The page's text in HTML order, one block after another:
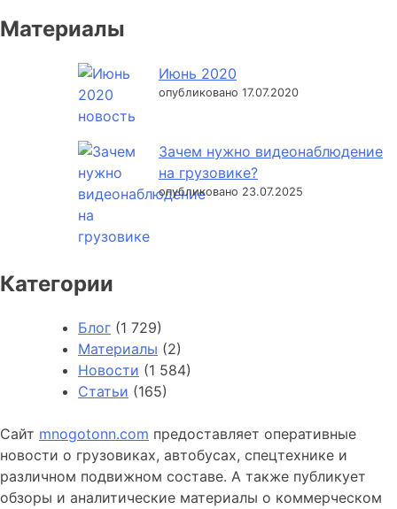
Материалы
Июнь 2020
опубликовано 17.07.2020
Зачем нужно видеонаблюдение
на грузовике?
опубликовано 23.07.2025
Категории
Блог (1 729)
Материалы (2)
Новости (1 584)
Статьи (165)
Сайт mnogotonn.com предоставляет оперативные
новости о грузовиках, автобусах, спецтехнике и
различном подвижном составе. А также публикует
обзоры и аналитические материалы о коммерческом